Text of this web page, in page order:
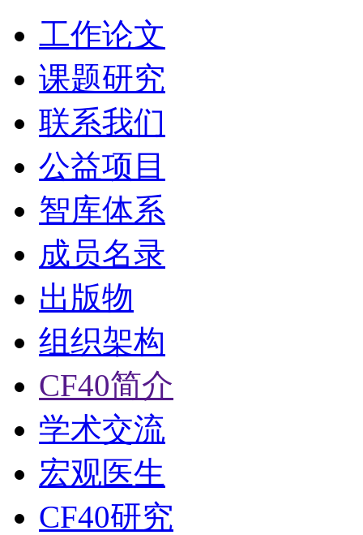
工作论文
课题研究
联系我们
公益项目
智库体系
成员名录
出版物
组织架构
CF40简介
学术交流
宏观医生
CF40研究